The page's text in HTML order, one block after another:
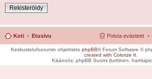
Rekisteröidy
Koti Etusivu Poista evästeet
Keskustelufoorumin ohjelmisto phpBB® Forum Software ©
created with Colorize It
Käännös: phpBB Suomi (lurttinen,